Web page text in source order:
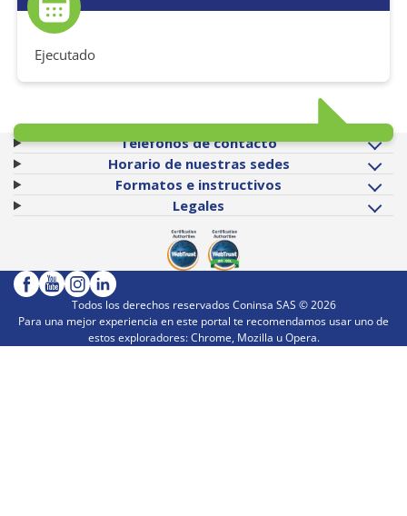
Ejecutado
Teléfonos de contacto
Horario de nuestras sedes
Formatos e instructivos
Legales
Todos los derechos reservados Coninsa SAS ©2026
Para una mejor experiencia en este portal te recomendamos usar uno de
estos exploradores: Chrome, Mozilla u Opera.